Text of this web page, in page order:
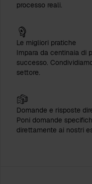
processo reali.
Le migliori pratiche
Impara da centinaia di
successo.
settore.
Domande e risposte
Poni domande
direttamente ai nostri